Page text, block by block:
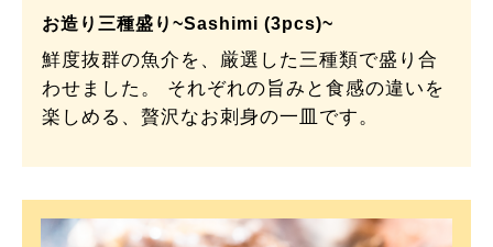
お造り三種盛り~Sashimi (3pcs)~
鮮度抜群の魚介を、厳選した三種類で盛り合
わせました。 それぞれの旨みと食感の違いを
楽しめる、贅沢なお刺身の一皿です。